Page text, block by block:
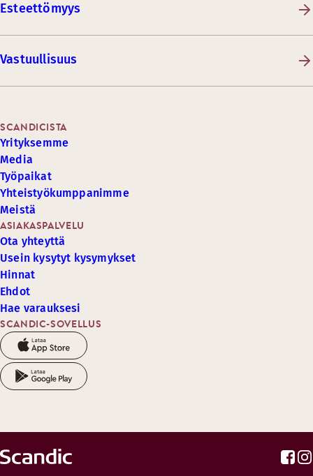
Esteettömyys
Vastuullisuus
SCANDIC-SOVELLUS
ASIAKASPALVELU
Ota yhteyttä
Usein kysytyt kysymykset
Hinnat
Ehdot
Hae varauksesi
SCANDICISTA
Yrityksemme
Media
Työpaikat
Yhteistyökumppanimme
Meistä